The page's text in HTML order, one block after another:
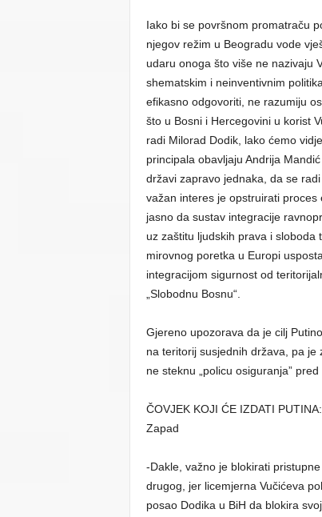
Iako bi se površnom promatraču
njegov režim u Beogradu vode
udaru onoga što više ne nazivaju
shematskim i neinventivnim
efikasno odgovoriti, ne razumiju
što u Bosni i Hercegovini u korist
radi Milorad Dodik, lako ćemo
principala obavljaju Andrija
državi zapravo jednaka, da se
važan interes je opstruirati
jasno da sustav integracije
uz zaštitu ljudskih prava i sloboda
mirovnog poretka u Europi
integracijom sigurnost od
„Slobodnu Bosnu“.
Gjereno upozorava da je cilj
na teritorij susjednih država, pa
ne steknu „policu osiguranja”
ČOVJEK KOJI ĆE IZDATI
Zapad
-Dakle, važno je blokirati
drugog, jer licemjerna Vučićeva
posao Dodika u BiH da blokira